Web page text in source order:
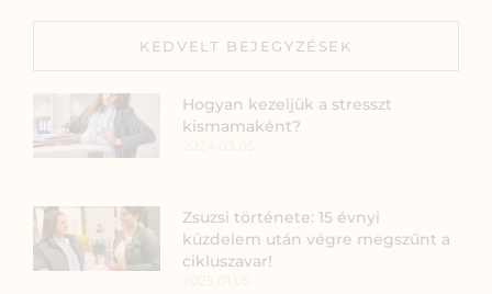
KEDVELT BEJEGYZÉSEK
Hogyan kezeljük a stresszt
kismamaként?
Zsuzsi története: 15 évnyi
küzdelem után végre megszűnt a
cikluszavar!